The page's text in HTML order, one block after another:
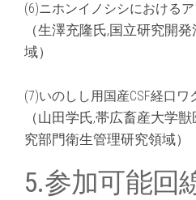
(6)ニホンイノシシにおける
（生澤充隆氏,国立研究開
域）
(7)いのしし用国産CSF経口ワ
（山田学氏,帯広畜産大学
究部門衛生管理研究領域）
5.参加可能回